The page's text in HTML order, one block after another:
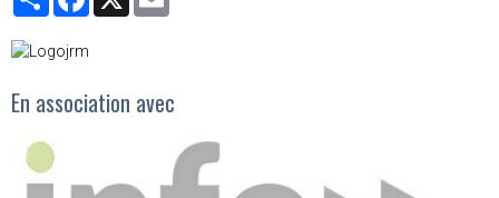
En association avec